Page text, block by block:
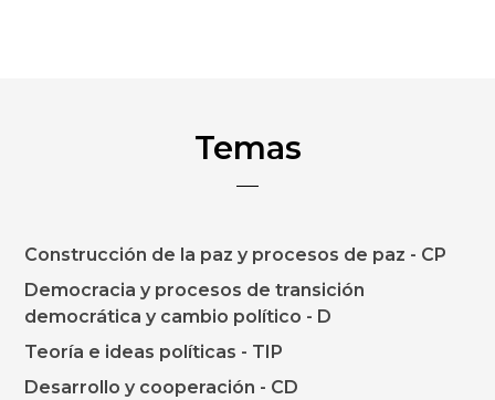
Temas
Construcción de la paz y procesos de paz - CP
Democracia y procesos de transición
democrática y cambio político - D
Teoría e ideas políticas - TIP
Desarrollo y cooperación - CD